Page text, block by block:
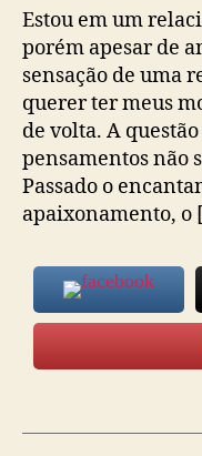
Estou em um
porém apesar de
sensação de uma
querer ter meus
de volta. A
pensamentos não
Passado o
apaixonamento, o